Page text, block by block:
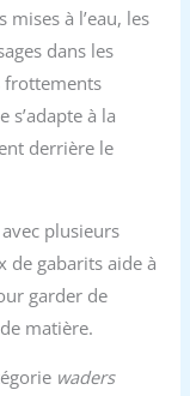
à l’eau, les
dans les
frottements
s’adapte à la
derrière le
plusieurs
de gabarits aide à
garder de
matière.
waders